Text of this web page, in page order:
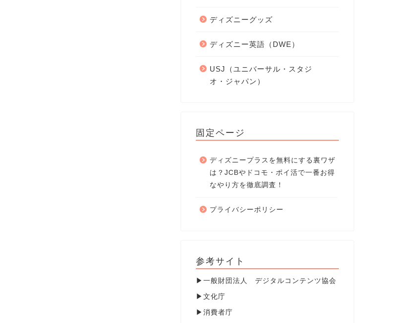
ディズニーグッズ
ディズニー英語（DWE）
USJ（ユニバーサル・スタジ
オ・ジャパン）
固定ページ
ディズニープラスを無料にする裏ワザ
は？JCBやドコモ・ポイ活で一番お得
なやり方を徹底調査！
プライバシーポリシー
参考サイト
▶ 一般財団法人 デジタルコンテンツ協会
▶ 文化庁
▶ 消費者庁